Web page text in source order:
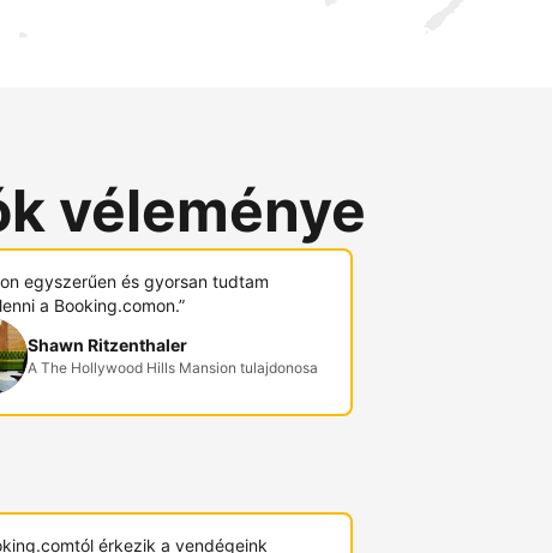
véleménye
egyszerűen és gyorsan tudtam
a Booking.comon.”
Shawn Ritzenthaler
A The Hollywood Hills Mansion tulajdonosa
érkezik a vendégeink